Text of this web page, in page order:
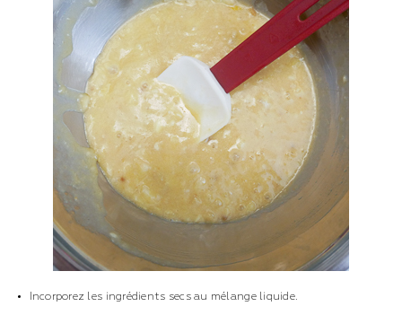
Incorporez les ingrédients secs au mélange liquide.